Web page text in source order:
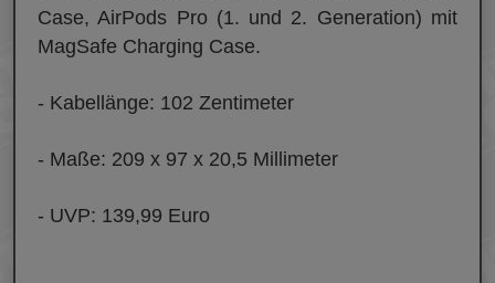
Case, AirPods Pro (1. und 2. Generation) mit
MagSafe Charging Case.
- Kabellänge: 102 Zentimeter
- Maße: 209 x 97 x 20,5 Millimeter
- UVP: 139,99 Euro